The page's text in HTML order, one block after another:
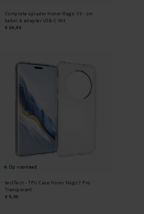
Complete oplader Honor Magic V3 - 2m
kabel & adapter USB-C Wit
€ 19,95
Op voorraad
tectTech -TPU Case Honor Magic7 Pro
Transparant
€ 9,95